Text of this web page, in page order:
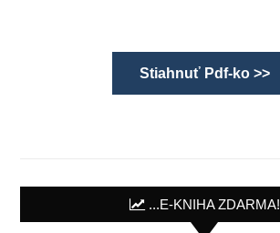
Stiahnuť Pdf-ko >>
...E-KNIHA ZDARMA!